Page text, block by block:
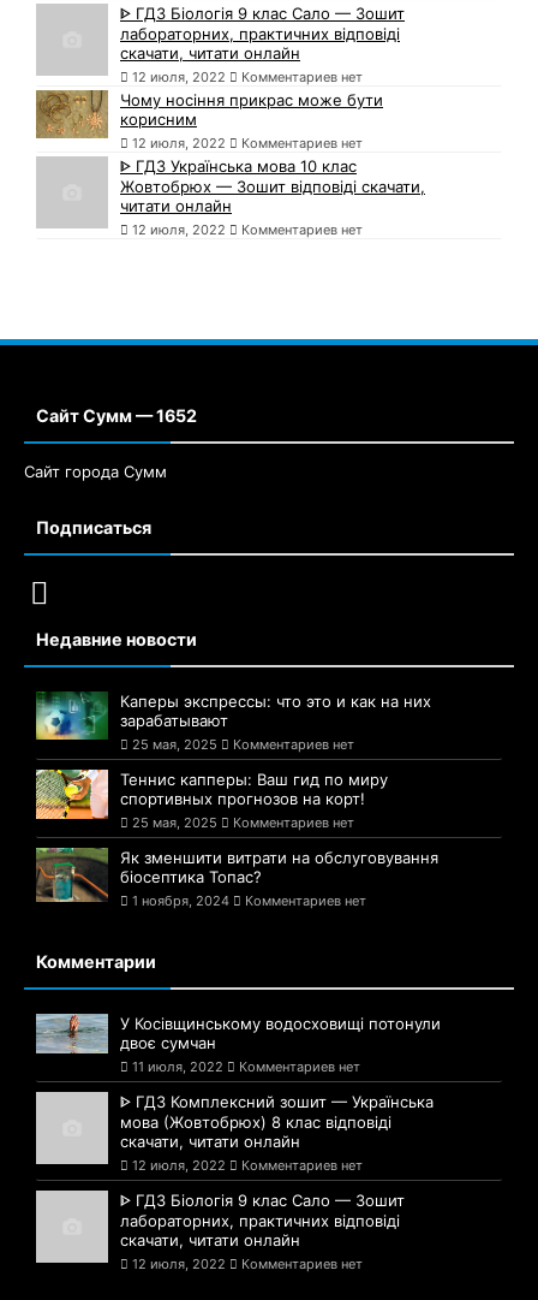
ᐈ ГДЗ Біологія 9 клас Сало — Зошит
лабораторних, практичних відповіді
скачати, читати онлайн
12 июля, 2022 Комментариев нет
Чому носіння прикрас може бути
корисним
12 июля, 2022 Комментариев нет
ᐈ ГДЗ Українська мова 10 клас
Жовтобрюх — Зошит відповіді скачати,
читати онлайн
12 июля, 2022 Комментариев нет
Сайт Сумм — 1652
Сайт города Сумм
Подписаться
Недавние новости
Каперы экспрессы: что это и как на них
зарабатывают
25 мая, 2025 Комментариев нет
Теннис капперы: Ваш гид по миру
спортивных прогнозов на корт!
25 мая, 2025 Комментариев нет
Як зменшити витрати на обслуговування
біосептика Топас?
1 ноября, 2024 Комментариев нет
Комментарии
У Косівщинському водосховищі потонули
двоє сумчан
11 июля, 2022 Комментариев нет
ᐈ ГДЗ Комплексний зошит — Українська
мова (Жовтобрюх) 8 клас відповіді
скачати, читати онлайн
12 июля, 2022 Комментариев нет
ᐈ ГДЗ Біологія 9 клас Сало — Зошит
лабораторних, практичних відповіді
скачати, читати онлайн
12 июля, 2022 Комментариев нет